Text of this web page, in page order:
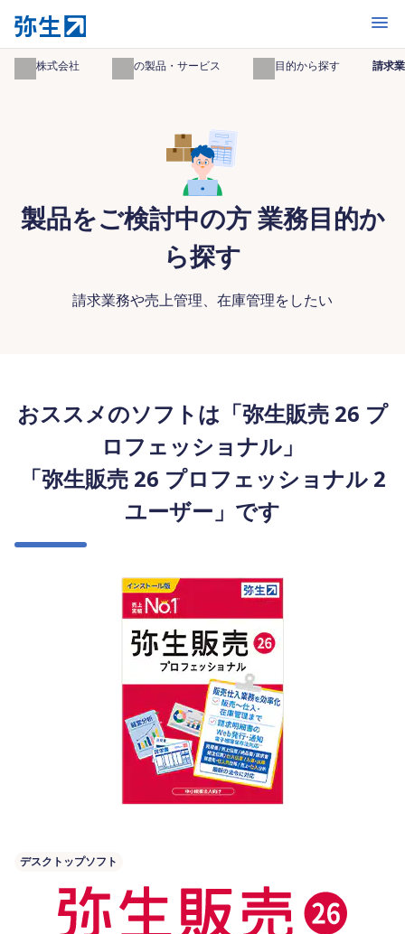
開く
弥生株式会社 弥生の製品・サービス 業務目的から探す 請求
製品をご検討中の方 業務目的か
ら探す
請求業務や売上管理、在庫管理をしたい
おススメのソフトは「弥生販売 26 プ
ロフェッショナル」
「弥生販売 26 プロフェッショナル 2
ユーザー」です
デスクトップソフト